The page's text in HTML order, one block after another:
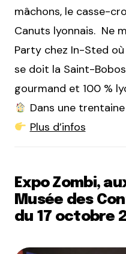
mâchons, le casse-
Canuts lyonnais. Ne
Party chez In-Sted
se doit la Saint-
gourmand et 100 %
Dans une
Plus d’infos
Expo Zombi,
Musée des
du 17 octobre